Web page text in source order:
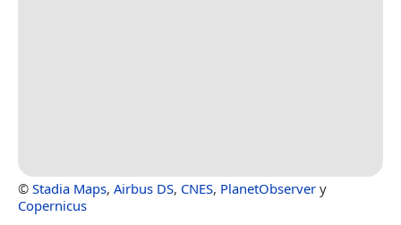
© Stadia Maps, Airbus DS, CNES, PlanetObserver y
Copernicus